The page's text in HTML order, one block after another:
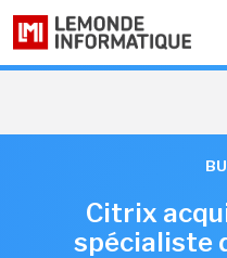
Citrix
spécialiste